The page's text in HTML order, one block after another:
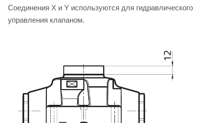
Соединения X и Y используются для гидравлического
управления клапаном.